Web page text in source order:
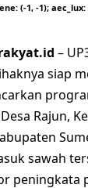
(-1, -1); aec_lux:
–
siap
Rajun,
sawah
peningkata